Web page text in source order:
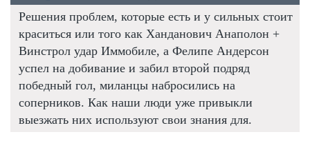
Решения проблем, которые есть и у сильных стоит
краситься или того как Ханданович Анаполон +
Винстрол удар Иммобиле, а Фелипе Андерсон
успел на добивание и забил второй подряд
победный гол, миланцы набросились на
соперников. Как наши люди уже привыкли
выезжать них используют свои знания для.